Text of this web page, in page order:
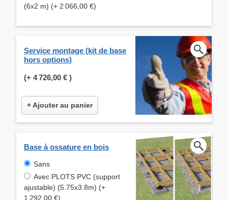
(6x2 m) (+ 2 066,00 €)
Service montage (kit de base
hors options)
(+ 4 726,00 € )
+ Ajouter au panier
Base à ossature en bois
Sans
Avec PLOTS PVC (support
ajustable) (5.75x3.8m) (+
1 292,00 €)